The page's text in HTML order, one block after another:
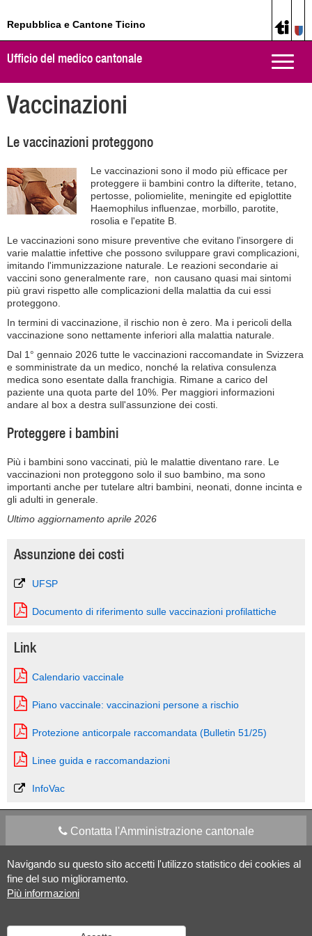
Navigando su questo sito accetti l'utilizzo statistico dei cookies al
fine del suo miglioramento.
Più informazioni
Repubblica e Cantone Ticino
Toggle
Ufficio del medico cantonale
Vaccinazioni
Le vaccinazioni proteggono
Le vaccinazioni sono il modo più efficace per
proteggere ii bambini contro la difterite, tetano,
pertosse, poliomielite, meningite ed epiglottite
Haemophilus influenzae, morbillo, parotite,
rosolia e l'epatite B.
Le vaccinazioni sono misure preventive che evitano l'insorgere di
varie malattie infettive che possono sviluppare gravi complicazioni,
imitando l'immunizzazione naturale. Le reazioni secondarie ai
vaccini sono generalmente rare, non causano quasi mai sintomi
più gravi rispetto alle complicazioni della malattia da cui essi
proteggono.
In termini di vaccinazione, il rischio non è zero. Ma i pericoli della
vaccinazione sono nettamente inferiori alla malattia naturale.
Dal 1° gennaio 2026 tutte le vaccinazioni raccomandate in Svizzera
e somministrate da un medico, nonché la relativa consulenza
medica sono esentate dalla franchigia. Rimane a carico del
paziente una quota parte del 10%. Per maggiori informazioni
andare al box a destra sull'assunzione dei costi.
Proteggere i bambini
Più i bambini sono vaccinati, più le malattie diventano rare. Le
vaccinazioni non proteggono solo il suo bambino, ma sono
importanti anche per tutelare altri bambini, neonati, donne incinta e
gli adulti in generale.
Ultimo aggiornamento aprile 2026
Assunzione dei costi
UFSP
Documento di riferimento sulle vaccinazioni profilattiche
Link
Calendario vaccinale
Piano vaccinale: vaccinazioni persone a rischio
Protezione anticorpale raccomandata (Bulletin 51/25)
Linee guida e raccomandazioni
InfoVac
Contatta l'Amministrazione cantonale
Apps Mobile Social media